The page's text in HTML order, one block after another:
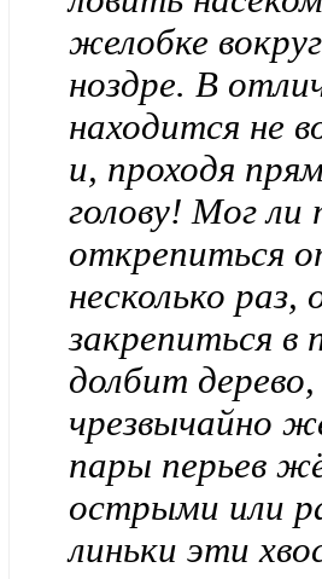
желобке
ноздре. В
находится не
и, проходя
голову! Мог ли
открепиться
несколько раз,
закрепиться в
долбит
чрезвычайно
пары перьев
острыми или
линьки эти